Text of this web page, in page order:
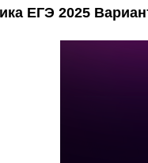
ЕГЭ 2025